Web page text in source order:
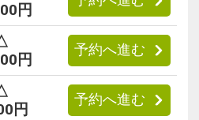
円
円
予約へ進む
円
予約へ進む